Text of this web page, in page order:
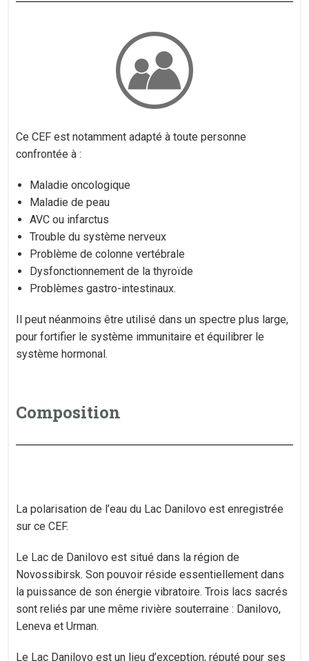
Ce CEF est notamment adapté à toute personne
confrontée à :
Maladie oncologique
Maladie de peau
AVC ou infarctus
Trouble du système nerveux
Problème de colonne vertébrale
Dysfonctionnement de la thyroïde
Problèmes gastro-intestinaux.
Il peut néanmoins être utilisé dans un spectre plus large,
pour fortifier le système immunitaire et équilibrer le
système hormonal.
Composition
La polarisation de l’eau du Lac Danilovo est enregistrée
sur ce CEF.
Le Lac de Danilovo est situé dans la région de
Novossibirsk. Son pouvoir réside essentiellement dans
la puissance de son énergie vibratoire. Trois lacs sacrés
sont reliés par une même rivière souterraine : Danilovo,
Leneva et Urman.
Le Lac Danilovo est un lieu d’exception, réputé pour ses